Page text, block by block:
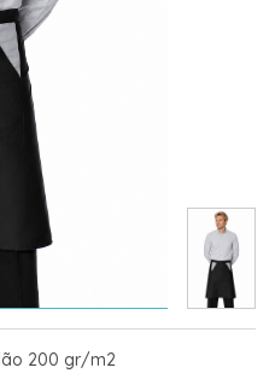
200 gr/m2